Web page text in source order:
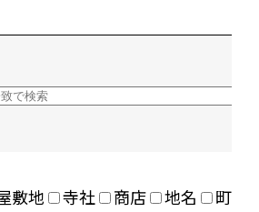
敷地 寺社 商店 地名
町村